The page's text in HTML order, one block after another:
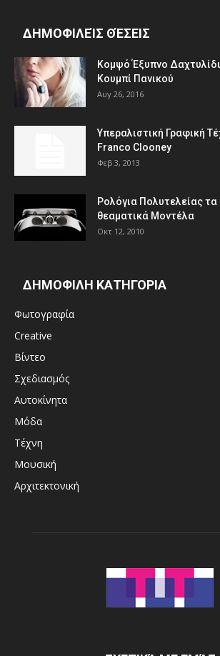
ΔΗΜΟΦΙΛΕΊΣ ΘΈΣΕΙΣ
Κομψό Έξυπνο
Κουμπί Πανικού
Αυγ 26, 2016
Υπεραλιστική Γραφική
Franco Clooney
Φεβ 3, 2013
Ρολόγια Πολυτελείας
θεαματικά Μοντέλα
Οκτ 12, 2010
ΔΗΜΟΦΙΛΗ ΚΑΤΗΓΟΡΙΑ
Φωτογραφία
Creative
Βίντεο
Σχεδιασμός
Αυτοκίνητα
Μόδα
Τέχνη
Μουσική
Αρχιτεκτονική